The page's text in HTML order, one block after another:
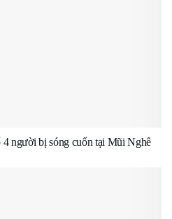
người bị sóng cuốn tại Mũi Nghê